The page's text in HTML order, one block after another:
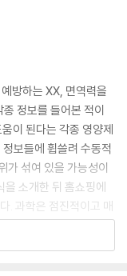
방하는 XX, 면역력을
정보를 들어본 적이
이 된다는 각종 영양제
보들에 휩쓸려 수동적
가 섞여 있을 가능성이
을 소개한 뒤 홈쇼핑에
. 과학은 점진적이고 매
계를 건너뛰어 버린 과
나 있다.